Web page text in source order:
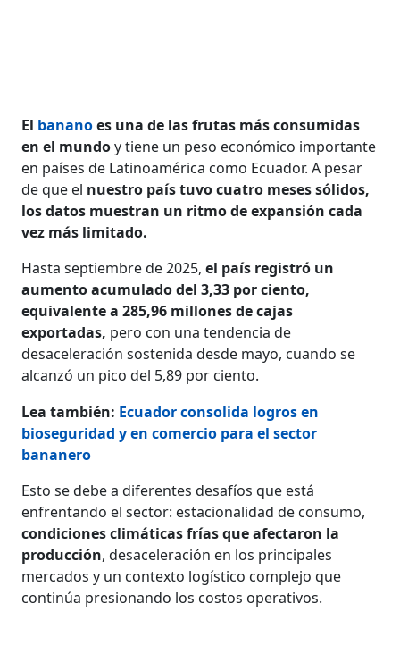
El bananoes una de las frutas más consumidas
en el mundoy tiene un peso económico importante
en países de Latinoamérica como Ecuador. A pesar
de que el nuestro país tuvo cuatro meses sólidos,
los datos muestran un ritmo de expansión cada
vez más limitado.
Hasta septiembre de 2025,el país registró un
aumento acumulado del 3,33 por ciento,
equivalente a 285,96 millones de cajas
exportadas, pero con una tendencia de
desaceleración sostenida desde mayo, cuando se
alcanzó un pico del 5,89 por ciento.
Lea también: Ecuador consolida logros en
bioseguridad y en comercio para el sector
bananero
Esto se debe a diferentes desafíos que está
enfrentando el sector: estacionalidad de consumo,
condiciones climáticas frías que afectaron la
producción, desaceleración en los principales
mercados y un contexto logístico complejo que
continúa presionando los costos operativos.